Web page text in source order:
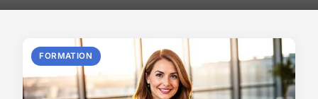
FORMATION